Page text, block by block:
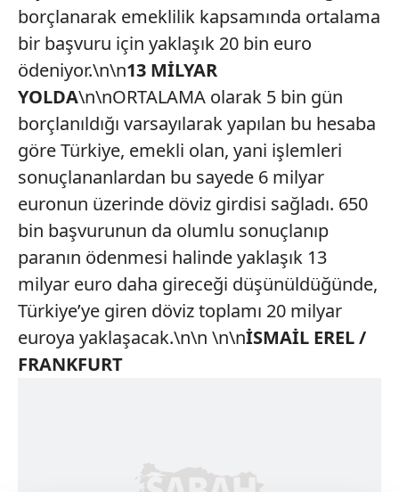
borçlanarak emeklilik kapsamında ortalama
bir başvuru için yaklaşık 20 bin euro
ödeniyor.\n\n13 MİLYAR
YOLDA\n\nORTALAMA olarak 5 bin gün
borçlanıldığı varsayılarak yapılan bu hesaba
göre Türkiye, emekli olan, yani işlemleri
sonuçlananlardan bu sayede 6 milyar
euronun üzerinde döviz girdisi sağladı. 650
bin başvurunun da olumlu sonuçlanıp
paranın ödenmesi halinde yaklaşık 13
milyar euro daha gireceği düşünüldüğünde,
Türkiye’ye giren döviz toplamı 20 milyar
euroya yaklaşacak.\n\n \n\nİSMAİL EREL /
FRANKFURT